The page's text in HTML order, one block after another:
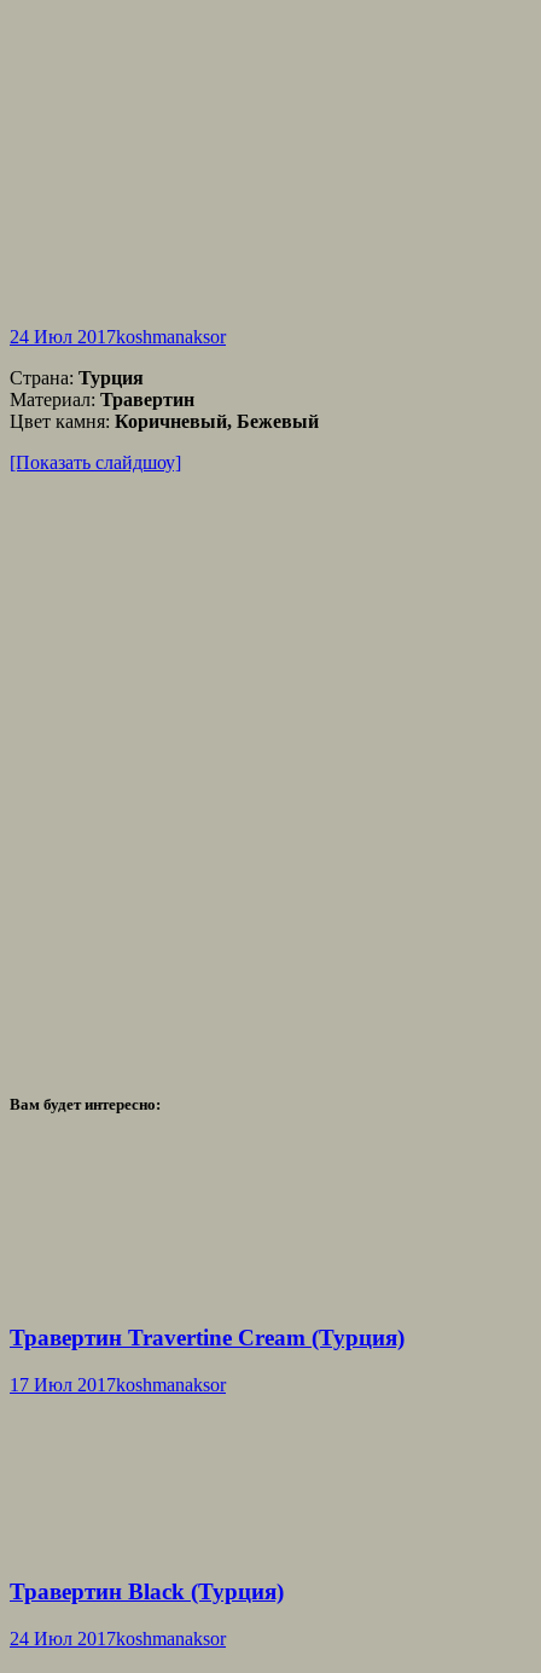
24 Июл 2017koshmanaksor
Страна: Турция
Материал: Травертин
Цвет камня: Коричневый, Бежевый
[Показать слайдшоу]
Вам будет интересно:
Травертин Travertine Cream (Турция)
17 Июл 2017koshmanaksor
Травертин Black (Турция)
24 Июл 2017koshmanaksor